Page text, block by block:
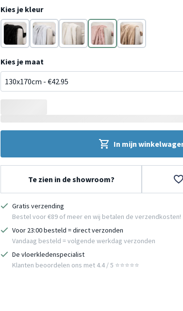
Kies je kleur
Zwart LichtgrijsCrème Roze
Taupe
Kies je maat
In mijn
Te zien in de showroom?
Gratis verzending
Bestel voor €89 of meer en wij betalen de verzendkosten!
Voor 23:00 besteld = direct verzonden
Vandaag besteld = volgende werkdag verzonden
De vloerkledenspecialist
Klanten beoordelen ons met 4.4 / 5 ⭐⭐⭐⭐⭐